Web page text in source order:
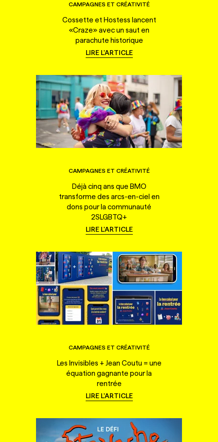
CAMPAGNES ET CRÉATIVITÉ
Cossette et Hostess lancent
«Craze» avec un saut en
parachute historique
LIRE L'ARTICLE
CAMPAGNES ET CRÉATIVITÉ
Déjà cinq ans que BMO
transforme des arcs-en-ciel en
dons pour la communauté
2SLGBTQ+
LIRE L'ARTICLE
CAMPAGNES ET CRÉATIVITÉ
Les Invisibles + Jean Coutu = une
équation gagnante pour la
rentrée
LIRE L'ARTICLE